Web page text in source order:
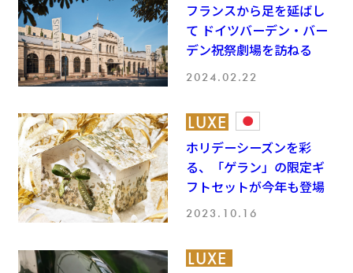
フランスから足を延ばし
て ドイツバーデン・バー
デン祝祭劇場を訪ねる
2024.02.22
LUXE
ホリデーシーズンを彩
る、「ゲラン」の限定ギ
フトセットが今年も登場
2023.10.16
LUXE